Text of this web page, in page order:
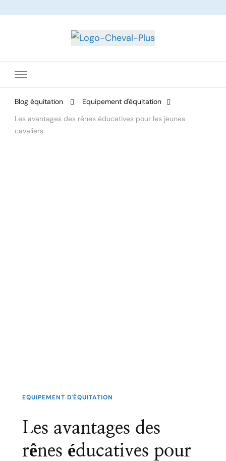
Blog équitation
Equipement d'équitation
Les avantages des rênes éducatives pour les jeunes
cavaliers.
EQUIPEMENT D'ÉQUITATION
Les avantages des
rênes éducatives pour